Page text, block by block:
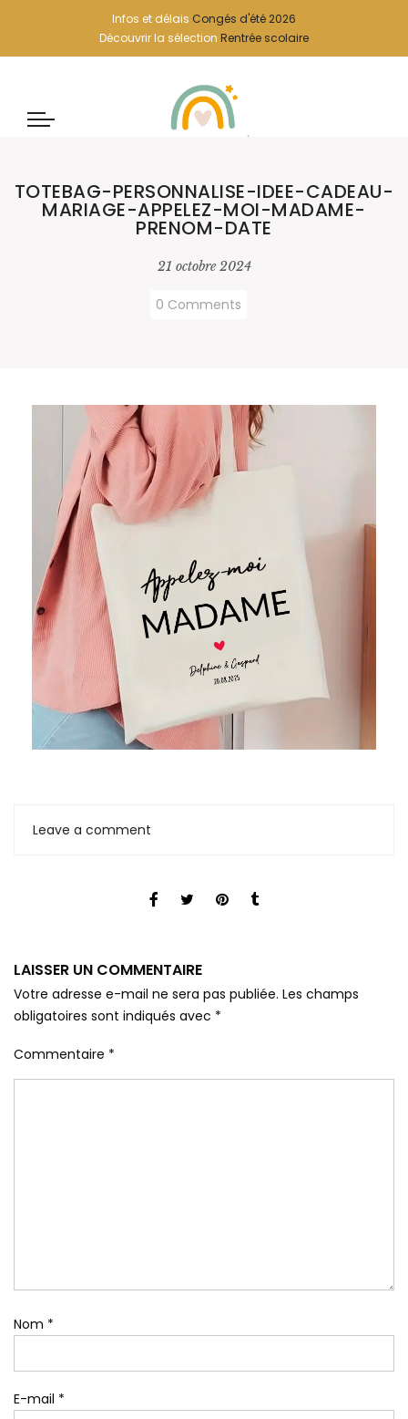
Infos et délais Congés d'été 2026
Découvrir la sélection Rentrée scolaire
TOTEBAG-PERSONNALISE-IDEE-CADEAU-
MARIAGE-APPELEZ-MOI-MADAME-
PRENOM-DATE
21 octobre 2024
0 Comments
Leave a comment
LAISSER UN COMMENTAIRE
Votre adresse e-mail ne sera pas publiée. Les champs
obligatoires sont indiqués avec *
Commentaire *
Nom *
E-mail *